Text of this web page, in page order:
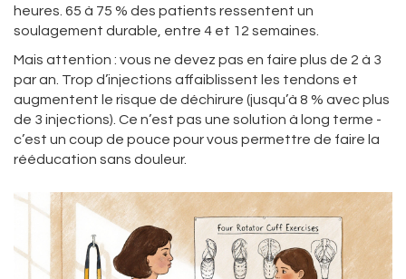
heures. 65 à 75 % des patients ressentent un
soulagement durable, entre 4 et 12 semaines.
Mais attention : vous ne devez pas en faire plus de 2 à 3
par an. Trop d’injections affaiblissent les tendons et
augmentent le risque de déchirure (jusqu’à 8 % avec plus
de 3 injections). Ce n’est pas une solution à long terme -
c’est un coup de pouce pour vous permettre de faire la
rééducation sans douleur.